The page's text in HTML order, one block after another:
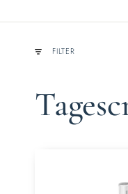
FILTER